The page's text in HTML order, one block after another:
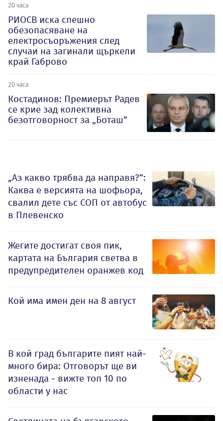
20 часа
РИОСВ иска спешно
обезопасяване на
електросъоръжения след
случаи на загинали щъркели
край Габрово
20 часа
Костадинов: Премиерът Радев
се крие зад колективна
безотговорност за „Боташ“
„Аз какво трябва да направя?“:
Каква е версията на шофьора,
свалил дете със СОП от автобус
в Плевенско
Жегите достигат своя пик,
картата на България светва в
предупредителен оранжев код
Кой има имен ден на 8 август
В кой град българите пият най-
много бира: Отговорът ще ви
изненада - вижте топ 10 по
области у нас